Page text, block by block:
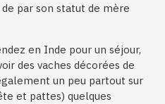
par son statut de mère
en Inde pour un séjour,
des vaches décorées de
un peu partout sur
et pattes) quelques